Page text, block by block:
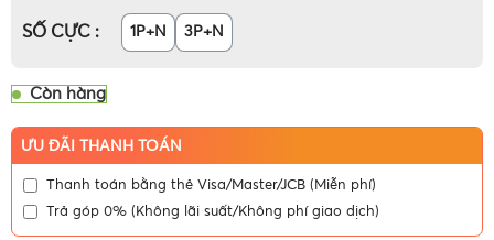
SỐ CỰC 1P+N 3P+N
Còn hàng
ƯU ĐÃI THANH TOÁN
Thanh toán bằng thẻ Visa/Master/JCB (Miễn phí)
Trả góp 0% (Không lãi suất/Không phí giao dịch)